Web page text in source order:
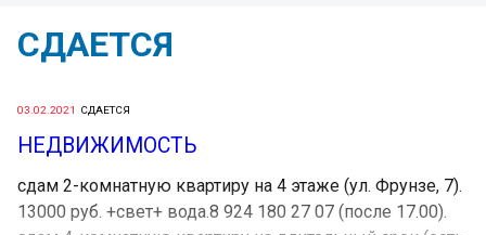
СДАЕТСЯ
03.02.2021 СДАЕТСЯ
НЕДВИЖИМОСТЬ
сдам 2-комнатную квартиру на 4 этаже (ул. Фрунзе, 7).
13000 руб. +свет+ вода.8 924 180 27 07 (после 17.00).